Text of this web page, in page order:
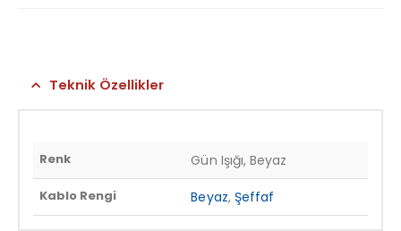
Teknik Özellikler
Renk Gün Işığı, Beyaz
Kablo Rengi Beyaz, Şeffaf